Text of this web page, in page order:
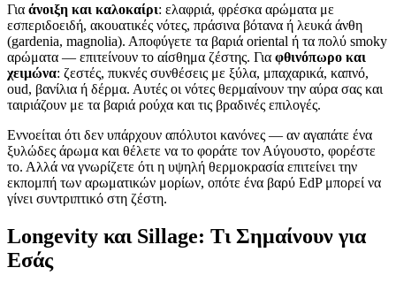
Για άνοιξη και καλοκαίρι: ελαφριά, φρέσκα αρώματα με
εσπεριδοειδή, ακουατικές νότες, πράσινα βότανα ή λευκά άνθη
(gardenia, magnolia). Αποφύγετε τα βαριά oriental ή τα πολύ smoky
αρώματα — επιτείνουν το αίσθημα ζέστης. Για φθινόπωρο και
χειμώνα: ζεστές, πυκνές συνθέσεις με ξύλα, μπαχαρικά, καπνό,
oud, βανίλια ή δέρμα. Αυτές οι νότες θερμαίνουν την αύρα σας και
ταιριάζουν με τα βαριά ρούχα και τις βραδινές επιλογές.
Εννοείται ότι δεν υπάρχουν απόλυτοι κανόνες — αν αγαπάτε ένα
ξυλώδες άρωμα και θέλετε να το φοράτε τον Αύγουστο, φορέστε
το. Αλλά να γνωρίζετε ότι η υψηλή θερμοκρασία επιτείνει την
εκπομπή των αρωματικών μορίων, οπότε ένα βαρύ EdP μπορεί να
γίνει συντριπτικό στη ζέστη.
Longevity και Sillage: Τι Σημαίνουν για
Εσάς